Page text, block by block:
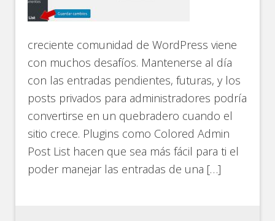
creciente comunidad de WordPress viene
con muchos desafíos. Mantenerse al día
con las entradas pendientes, futuras, y los
posts privados para administradores podría
convertirse en un quebradero cuando el
sitio crece. Plugins como Colored Admin
Post List hacen que sea más fácil para ti el
poder manejar las entradas de una […]